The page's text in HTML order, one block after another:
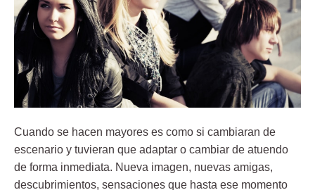
Cuando se hacen mayores es como si cambiaran de
escenario y tuvieran que adaptar o cambiar de atuendo
de forma inmediata. Nueva imagen, nuevas amigas,
descubrimientos, sensaciones que hasta ese momento